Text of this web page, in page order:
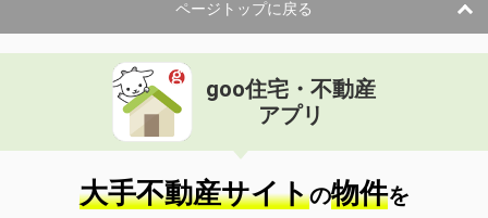
ページトップに戻る
goo住宅・不動産
アプリ
大手不動産サイトの物件を